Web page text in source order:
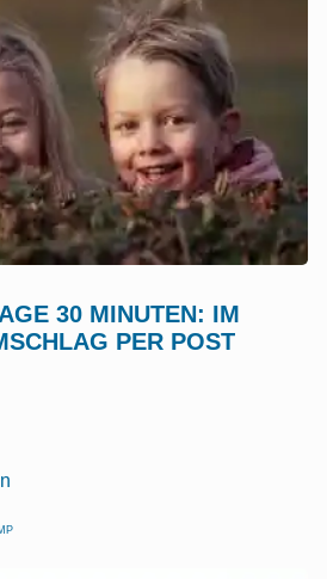
30 MINUTEN: IM
PER POST